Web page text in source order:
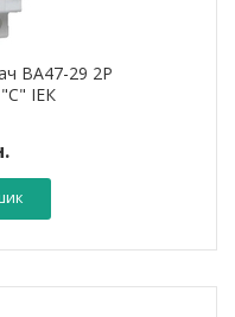
ВА47-29 2Р
ІЕК